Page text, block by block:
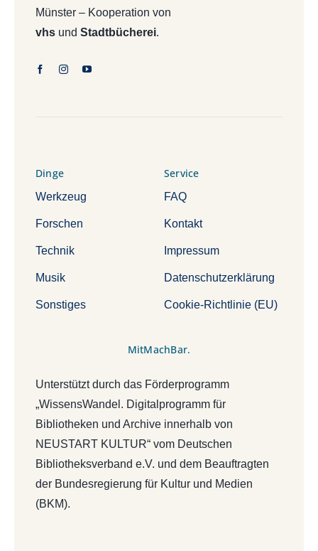
Münster – Kooperation von
vhsund Stadtbücherei.
Dinge
Werkzeug
Forschen
Technik
Musik
Sonstiges
Service
FAQ
Kontakt
Impressum
Datenschutzerklärung
Cookie-Richtlinie (EU)
MitMachBar.
Unterstützt durch das Förderprogramm
„WissensWandel. Digitalprogramm für
Bibliotheken und Archive innerhalb von
NEUSTART KULTUR“ vom Deutschen
Bibliotheksverband e.V. und dem Beauftragten
der Bundesregierung für Kultur und Medien
(BKM).